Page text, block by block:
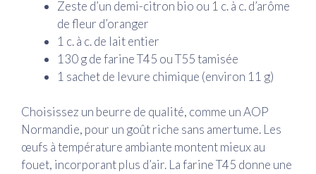
Zeste d’un demi-citron bio ou 1 c. à c. d’arôme
de fleur d’oranger
1 c. à c. de lait entier
130 g de farine T45 ou T55 tamisée
1 sachet de levure chimique (environ 11 g)
Choisissez un beurre de qualité, comme un AOP
Normandie, pour un goût riche sans amertume. Les
œufs à température ambiante montent mieux au
fouet, incorporant plus d’air. La farine T45 donne une